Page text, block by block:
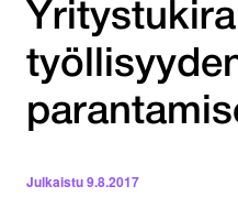
Julkaistu9.8.2017